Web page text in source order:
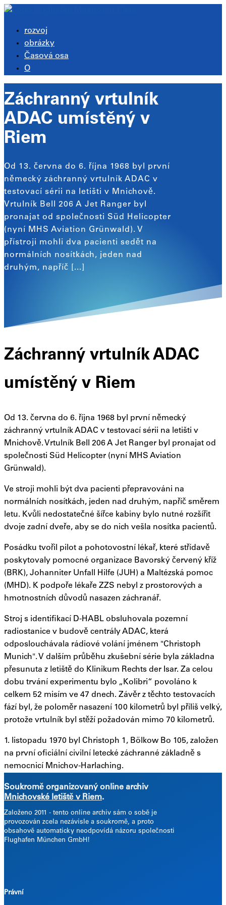
rozvoj
obrázky
Časová osa
O
Záchranný vrtulník
ADAC umístěný v
Riem
Od 13. června do 6. října 1968 byl první
německý záchranný vrtulník ADAC v
testovací sérii na letišti v Mnichově.
Vrtulník Bell 206 A Jet Ranger byl
pronajat od společnosti Süd Helicopter
(nyní MHS Aviation Grünwald). V
přístroji mohli dva pacienti sedět na
normálních nosítkách, jeden nad
druhým, napříč [...]
Záchranný vrtulník ADAC
umístěný v Riem
Od 13. června do 6. října 1968 byl první německý
záchranný vrtulník ADAC v testovací sérii na letišti v
Mnichově. Vrtulník Bell 206 A Jet Ranger byl pronajat od
společnosti Süd Helicopter (nyní MHS Aviation
Grünwald).
Ve stroji mohli být dva pacienti přepravováni na
normálních nosítkách, jeden nad druhým, napříč směrem
letu. Kvůli nedostatečné šířce kabiny bylo nutné rozšířit
dvoje zadní dveře, aby se do nich vešla nosítka pacientů.
Posádku tvořil pilot a pohotovostní lékař, které střídavě
poskytovaly pomocné organizace Bavorský červený kříž
(BRK), Johanniter Unfall Hilfe (JUH) a Maltézská pomoc
(MHD). K podpoře lékaře ZZS nebyl z prostorových a
hmotnostních důvodů nasazen záchranář.
Stroj s identifikací D-HABL obsluhovala pozemní
radiostanice v budově centrály ADAC, která
odposlouchávala rádiové volání jménem "Christoph
Munich". V dalším průběhu zkušební série byla základna
přesunuta z letiště do Klinikum Rechts der Isar. Za celou
dobu trvání experimentu bylo „Kolibri“ povoláno k
celkem 52 misím ve 47 dnech. Závěr z těchto testovacích
fází byl, že poloměr nasazení 100 kilometrů byl příliš velký,
protože vrtulník byl stěží požadován mimo 70 kilometrů.
1. listopadu 1970 byl Christoph 1, Bölkow Bo 105, založen
na první oficiální civilní letecké záchranné základně s
nemocnicí Mnichov-Harlaching.
Soukromě organizovaný online archiv
Mnichovské letiště v Riem.
Založeno 2011 - tento online archiv sám o sobě je
provozován zcela nezávisle a soukromě, a proto
obsahově automaticky neodpovídá názoru společnosti
Flughafen München GmbH!
Právní